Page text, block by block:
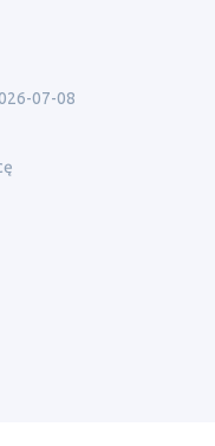
07-08